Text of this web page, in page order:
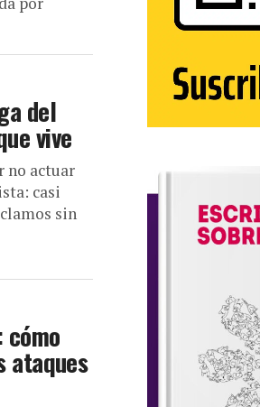
del
vive
no actuar
casi
sin
cómo
ataques